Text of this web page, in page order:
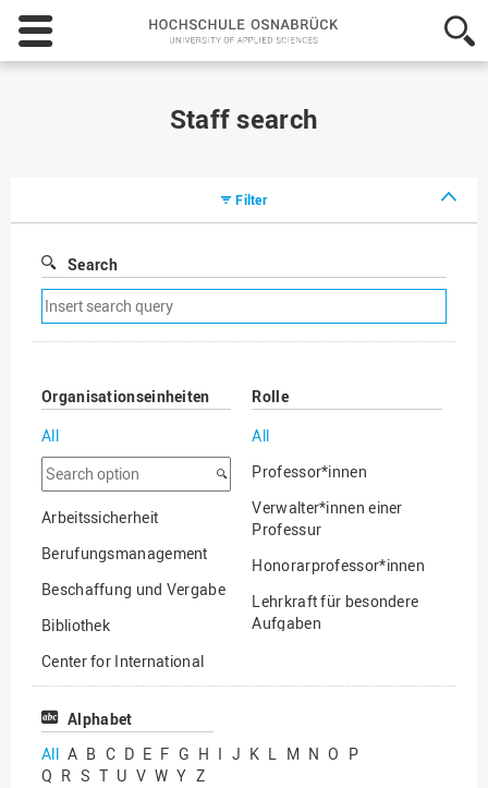
Hochschule
Osnabrück
-
Staff search
Filter
Search
Remove
search
filter
Organisationseinheiten
All
Search
option
Arbeitssicherheit
Berufungsmanagement
Beschaffung und Vergabe
Bibliothek
Center for International
Mobility
Center for International
Chancengerechtigkeit
Rolle
All
Professor*innen
Verwalter*innen einer
Professur
Honorarprofessor*innen
Lehrkraft für besondere
Aufgaben
Professor*innen im
Alphabet
All A B C D E F G H I J K L M N O P
Q R S T U V W Y Z